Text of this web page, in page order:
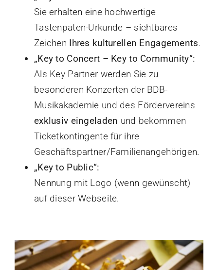
Sie erhalten eine hochwertige
Tastenpaten-Urkunde – sichtbares
Zeichen Ihres kulturellen Engagements.
„Key to Concert – Key to Community“:
Als Key Partner werden Sie zu
besonderen Konzerten der BDB-
Musikakademie und des Fördervereins
exklusiv eingeladen und bekommen
Ticketkontingente für ihre
Geschäftspartner/Familienangehörigen.
„Key to Public“:
Nennung mit Logo (wenn gewünscht)
auf dieser Webseite.